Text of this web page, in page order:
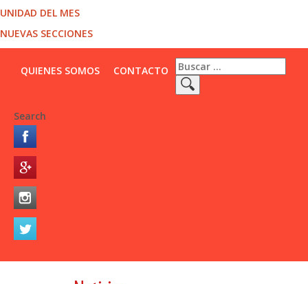
UNIDAD DEL MES
NUEVAS SECCIONES
QUIENES SOMOS CONTACTO
Search